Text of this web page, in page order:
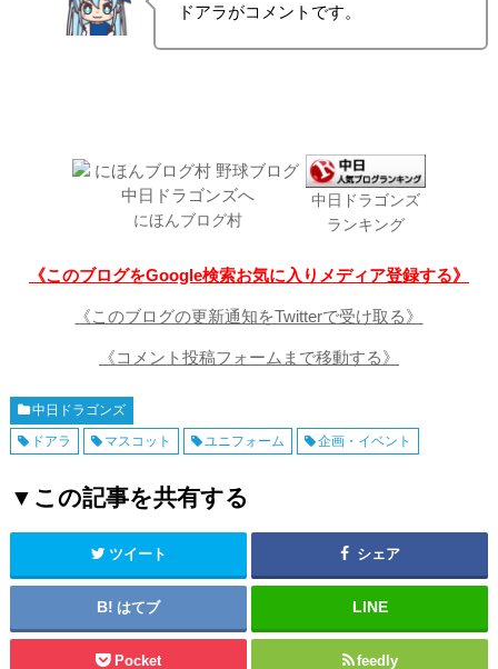
ドアラがコメントです。
にほんブログ村
中日ドラゴンズ
ランキング
《このブログをGoogle検索お気に入りメディア登録する》
《このブログの更新通知をTwitterで受け取る》
《コメント投稿フォームまで移動する》
中日ドラゴンズ
ドアラ
マスコット ユニフォーム 企画・イベント
▼この記事を共有する
ツイート シェア
はてブ
Pocket feedly